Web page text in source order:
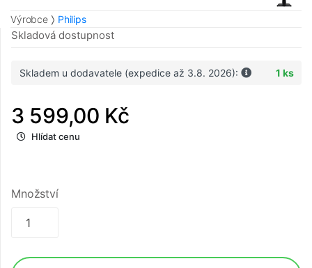
Výrobce Philips
Skladová dostupnost
Skladem u dodavatele (expedice až 3.8. 2026): 1 ks
3 599,00 Kč
Hlídat cenu
Množství